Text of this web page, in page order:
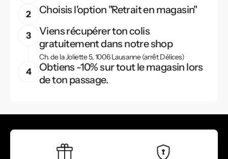
Choisis l'option "Retrait en magasin"
Viens récupérer ton colis
gratuitement dans notre shop
Ch. de la Joliette 5, 1006 Lausanne (arrêt Délices)
Obtiens -10% sur tout le magasin lors
de ton passage.